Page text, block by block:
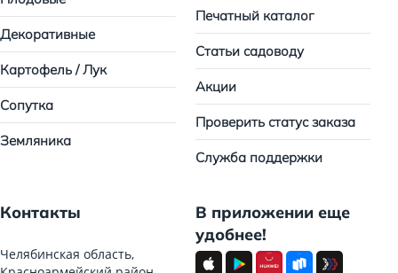
Декоративные
Картофель / Лук
Сопутка
Земляника
Печатный каталог
Статьи садоводу
Акции
Проверить статус заказа
Служба поддержки
Контакты
Челябинская область,
В приложении еще
удобнее!